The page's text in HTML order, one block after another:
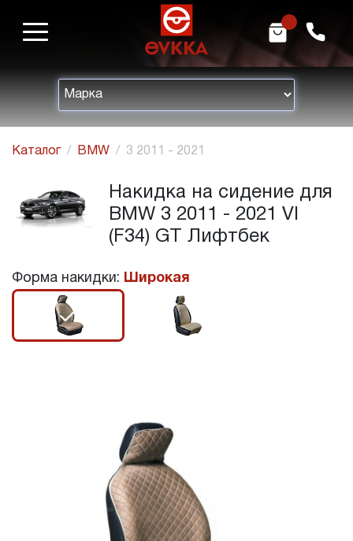
h m
Каталог BMW 3 2011 - 2021
Накидка на сидение для
BMW 3 2011 - 2021 VI
(F34) GT Лифтбек
Форма накидки: Широкая
r